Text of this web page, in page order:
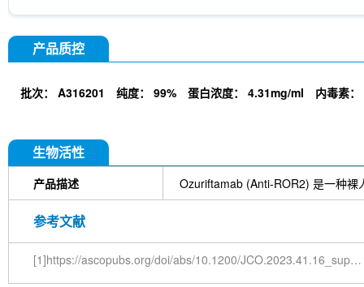
产品质控
批次： A316201 纯度： 99% 蛋白浓度： 4.31mg/ml 内毒素：
生物活性
产品描述 Ozuriftamab (Anti-ROR2) 是一种裸
参考文献
[1]https://ascopubs.org/doi/abs/10.1200/JCO.2023.41.16_suppl.TPS6107